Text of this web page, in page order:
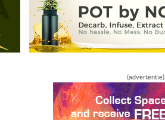
(advertentie)